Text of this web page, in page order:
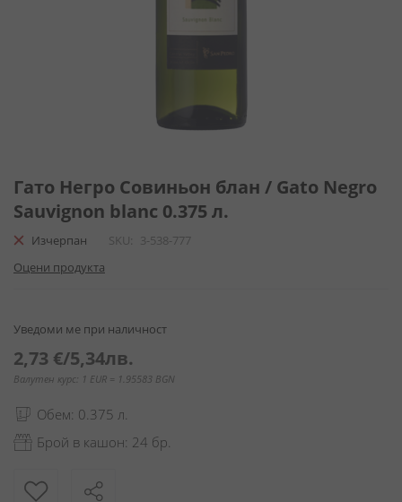
към
началото
на
галерия
снимки
Гато Негро Совиньон блан / Gato Negro
Sauvignon blanc 0.375 л.
Изчерпан SKU
3-538-777
Оцени продукта
Уведоми ме при наличност
2,73 €/5,34лв.
Валутен курс: 1 EUR = 1.95583 BGN
Обем: 0.375 л.
Брой в кашон: 24 бр.